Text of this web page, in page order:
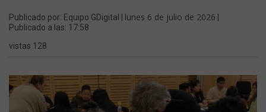
Publicado por: Equipo GDigital | lunes 6 de julio de 2026
Publicado a las: 17:58
vistas 128